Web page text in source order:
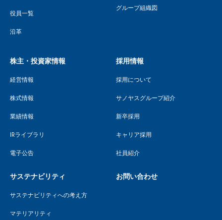
役員一覧
沿革
グループ組織図
株主・投資家情報
経営情報
株式情報
業績情報
IRライブラリ
電子公告
サステナビリティ
サステナビリティへの考え方
マテリアリティ
採用情報
採用について
サノヤスグループ紹介
新卒採用
キャリア採用
社員紹介
お問い合わせ